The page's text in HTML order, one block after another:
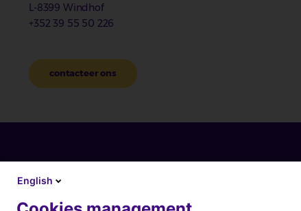
L-8399 Windhof
+352 39 55 50 226
contacteer ons
English